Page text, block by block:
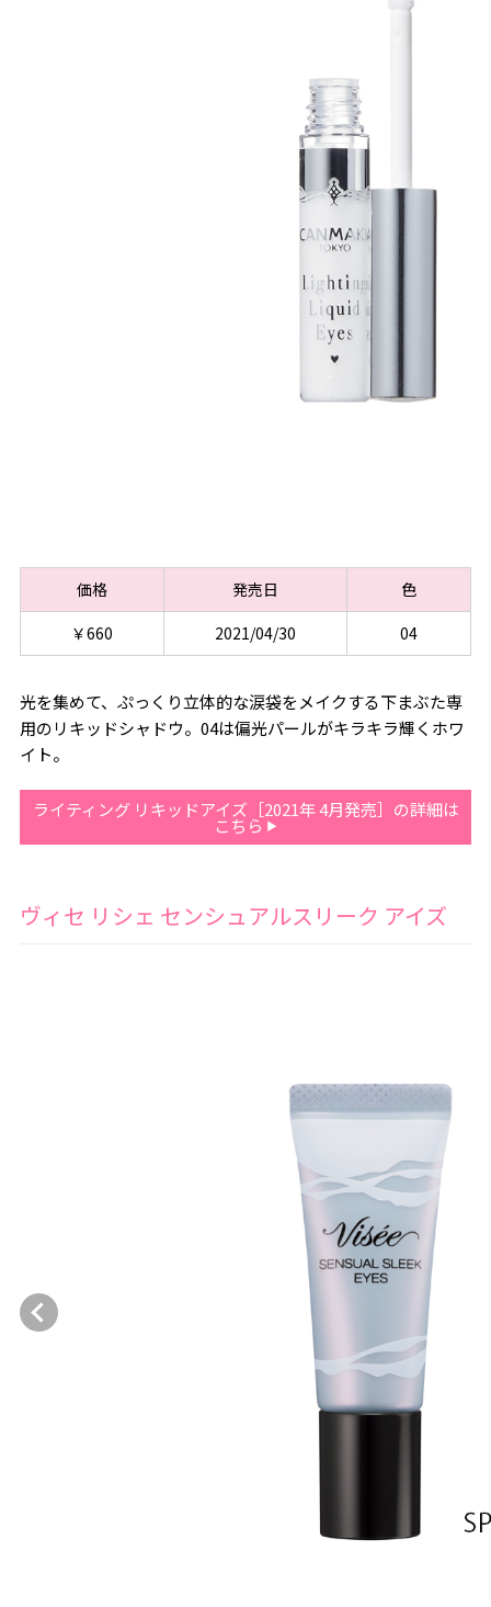
価格 発売日
色
￥660
2021/04/30 04
光を集めて、ぷっくり立体的な涙袋をメイクする下まぶた専
用のリキッドシャドウ。04は偏光パールがキラキラ輝くホワ
イト。
ライティング リキッドアイズ［2021年 4月発売］の詳細は
こちら
ヴィセ リシェ センシュアルスリーク アイズ